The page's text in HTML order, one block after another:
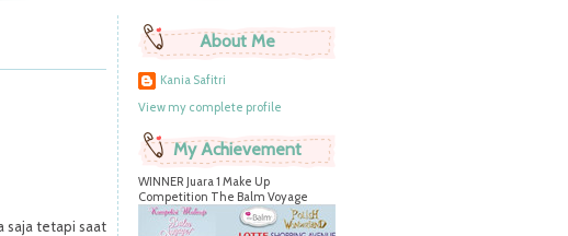
saja tetapi saat
About Me
Kania Safitri
View my complete profile
My Achievement
WINNER Juara 1 Make Up
Competition The Balm Voyage